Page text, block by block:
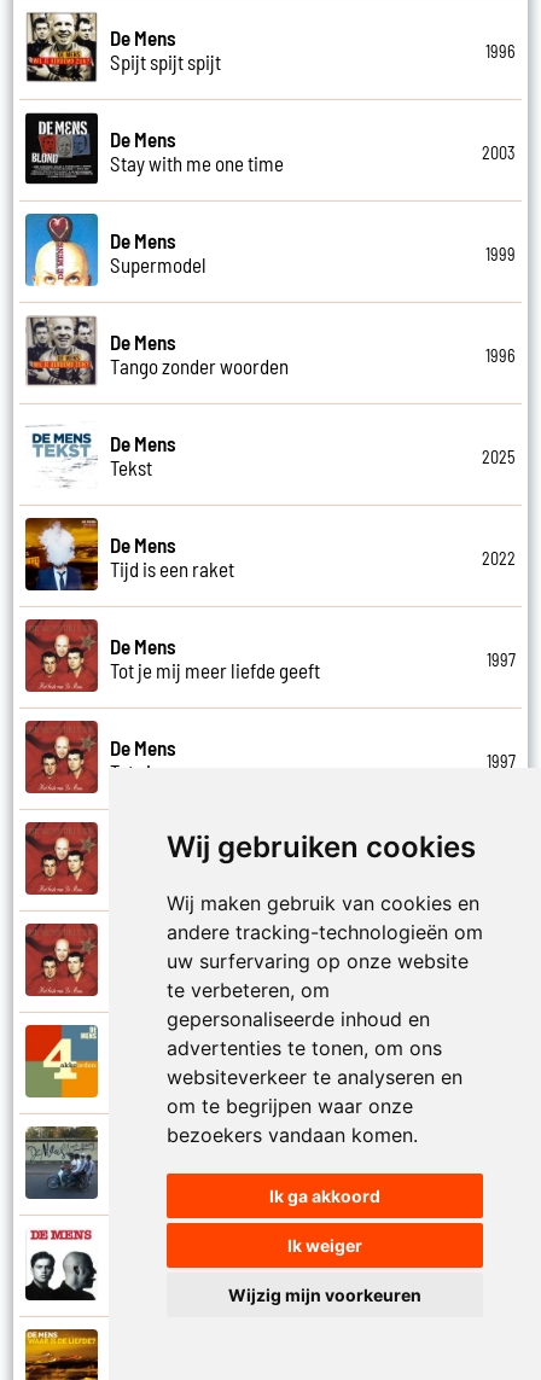
Wij gebruiken cookies
Wij maken gebruik van cookies en
andere tracking-technologieën om
uw surfervaring op onze website
te verbeteren, om
gepersonaliseerde inhoud en
advertenties te tonen, om ons
websiteverkeer te analyseren en
om te begrijpen waar onze
bezoekers vandaan komen.
Ik ga akkoord
Ik weiger
Wijzig mijn voorkeuren
De Mens
Spijt spijt spijt
1996
De Mens
Stay with me one time
2003
De Mens
Supermodel
1999
De Mens
Tango zonder woorden
1996
De Mens
Tekst
2025
De Mens
Tijd is een raket
2022
De Mens
Tot je mij meer liefde geeft
1997
De Mens
Tot ziens
1997
De Mens
Val niet in liefde I
Val niet in liefde II
De Mens
Vier akkoorden
Vlinderhart